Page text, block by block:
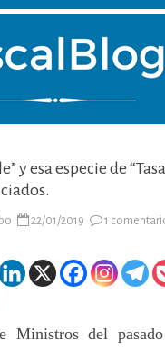
y esa especie de
22/01/2019 1
Ministros del